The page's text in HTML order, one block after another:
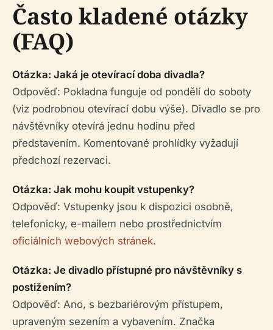
Často kladené otázky
(FAQ)
Otázka: Jaká je otevírací doba divadla?
Odpověď: Pokladna funguje od pondělí do soboty
(viz podrobnou otevírací dobu výše). Divadlo se pro
návštěvníky otevírá jednu hodinu před
představením. Komentované prohlídky vyžadují
předchozí rezervaci.
Otázka: Jak mohu koupit vstupenky?
Odpověď: Vstupenky jsou k dispozici osobně,
telefonicky, e-mailem nebo prostřednictvím
oficiálních webových stránek.
Otázka: Je divadlo přístupné pro návštěvníky s
postižením?
Odpověď: Ano, s bezbariérovým přístupem,
upraveným sezením a vybavením. Značka